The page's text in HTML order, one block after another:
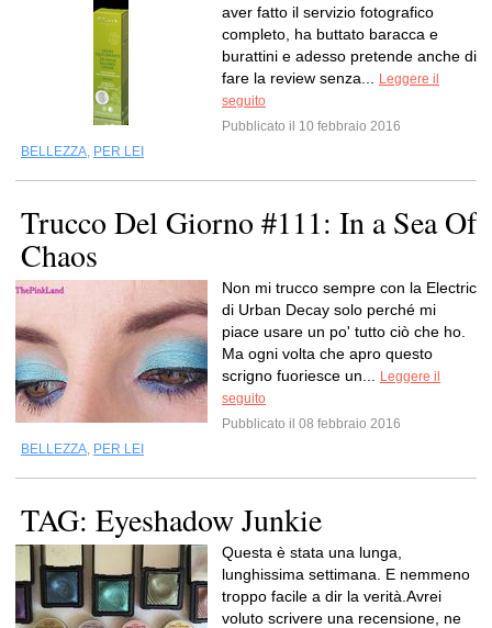
aver fatto il servizio fotografico
completo, ha buttato baracca e
burattini e adesso pretende anche di
fare la review senza...
Leggere il
seguito
Pubblicato il 10 febbraio 2016
BELLEZZA, PER LEI
Trucco Del Giorno #111: In a Sea Of
Chaos
Non mi trucco sempre con la Electric
di Urban Decay solo perché mi
piace usare un po' tutto ciò che ho.
Ma ogni volta che apro questo
scrigno fuoriesce un...
Leggere il
seguito
Pubblicato il 08 febbraio 2016
BELLEZZA, PER LEI
TAG: Eyeshadow Junkie
Questa è stata una lunga,
lunghissima settimana. E nemmeno
troppo facile a dir la verità.Avrei
voluto scrivere una recensione, ne